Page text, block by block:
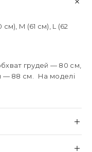
M (61 см), L (62
грудей — 80 см,
— 88 см. На моделі